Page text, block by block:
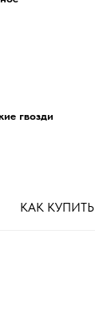
гвозди
КАК КУПИТЬ